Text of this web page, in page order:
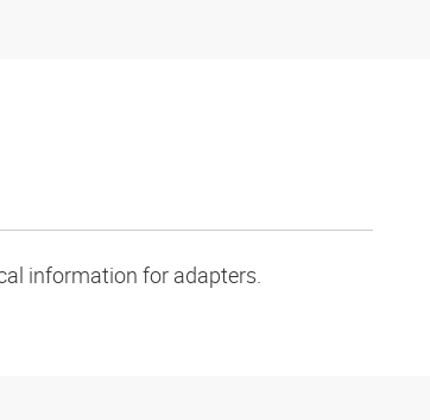
information for adapters.